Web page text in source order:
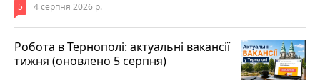
5 4 серпня 2026 р.
Робота в Тернополі: актуальні вакансії
тижня (оновлено 5 серпня)